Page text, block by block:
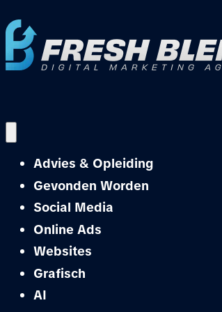
Advies & Opleiding
Gevonden Worden
Social Media
Online Ads
Websites
Grafisch
AI